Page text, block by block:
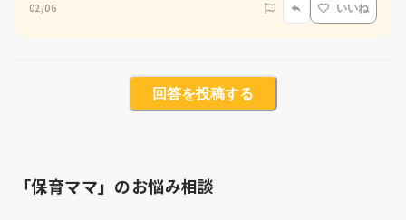
02/06 いいね
回答を投稿する
「保育ママ」のお悩み相談